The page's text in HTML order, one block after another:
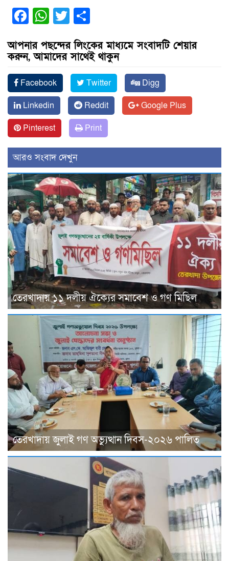
Facebook
WhatsApp
Twitter
আপনার পছন্দের লিংকের মাধ্যমে সংবাদটি শেয়ার
করুন, আমাদের সাথেই থাকুন
Facebook Twitter
Digg
Linkedin
Reddit
Google Plus
Pinterest
Print
আরও সংবাদ দেখুন
তেরখাদায় ১১ দলীয় ঐক্যের সমাবেশ ও গণ মিছিল
তেরখাদায় জুলাই গণ অভ্যুত্থান দিবস-২০২৬ পালিত